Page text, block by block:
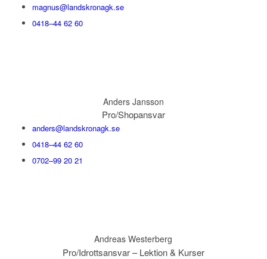
magnus@landskronagk.se
0418–44 62 60
Anders Jansson
Pro/Shopansvar
anders@landskronagk.se
0418–44 62 60
0702–99 20 21
Andreas Westerberg
Pro/Idrottsansvar – Lektion & Kurser